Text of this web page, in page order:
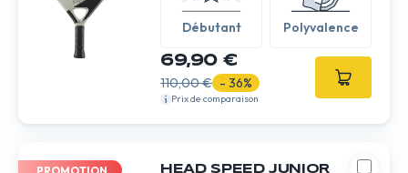
Débutant Polyvalence
69,90 €
110,00 € - 36%
Prix de comparaison
HEAD SPEED JUNIOR